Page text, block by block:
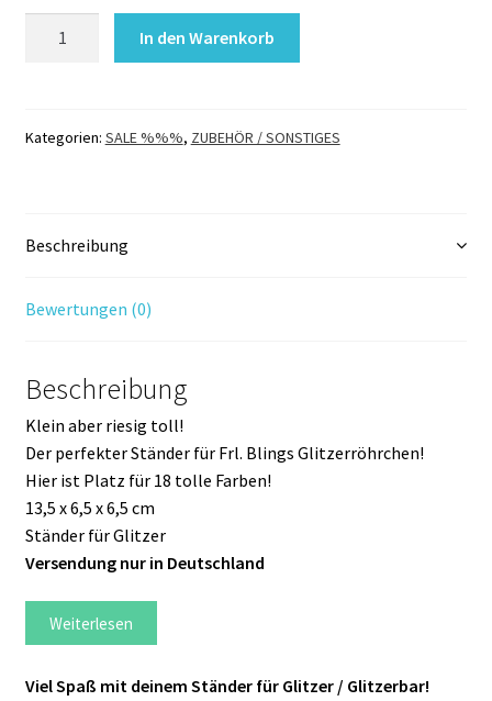
Glitzerbar
In den Warenkorb
Kategorien: SALE %%%, ZUBEHÖR / SONSTIGES
Beschreibung
Bewertungen (0)
Beschreibung
Klein aber riesig toll!
Der perfekter Ständer für Frl. Blings Glitzerröhrchen!
Hier ist Platz für 18 tolle Farben!
13,5 x 6,5 x 6,5 cm
Ständer für Glitzer
Versendung nur in Deutschland
Weiterlesen
Viel Spaß mit deinem Ständer für Glitzer / Glitzerbar!